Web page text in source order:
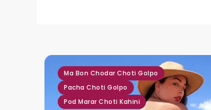
Ma Bon Chodar Choti Golpo ,
Pacha Choti Golpo
,
Pod Marar Choti Kahini